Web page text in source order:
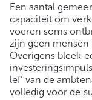
Een aantal
capaciteit om
voeren soms
zijn geen
Overigens bleek
lef’ van de
volledig voor de